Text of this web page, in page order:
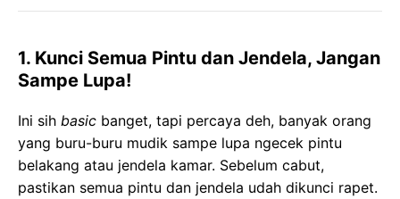
1. Kunci Semua Pintu dan Jendela, Jangan
Sampe Lupa!
Ini sih basic banget, tapi percaya deh, banyak orang
yang buru-buru mudik sampe lupa ngecek pintu
belakang atau jendela kamar. Sebelum cabut,
pastikan semua pintu dan jendela udah dikunci rapet.